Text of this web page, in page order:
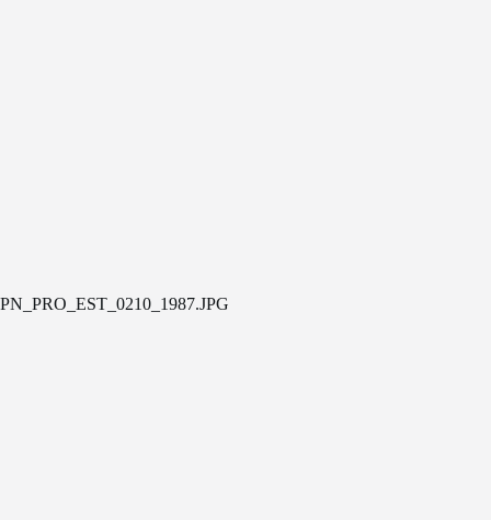
PN_PRO_EST_0210_1987.JPG